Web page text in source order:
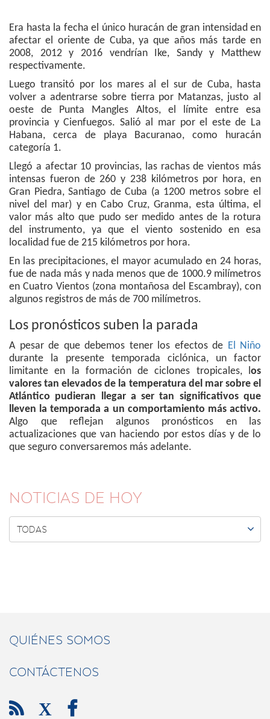
Era hasta la fecha el único huracán de gran intensidad en
afectar el oriente de Cuba, ya que años más tarde en
2008, 2012 y 2016 vendrían Ike, Sandy y Matthew
respectivamente.
Luego transitó por los mares al el sur de Cuba, hasta
volver a adentrarse sobre tierra por Matanzas, justo al
oeste de Punta Mangles Altos, el límite entre esa
provincia y Cienfuegos. Salió al mar por el este de La
Habana, cerca de playa Bacuranao, como huracán
categoría 1.
Llegó a afectar 10 provincias, las rachas de vientos más
intensas fueron de 260 y 238 kilómetros por hora, en
Gran Piedra, Santiago de Cuba (a 1200 metros sobre el
nivel del mar) y en Cabo Cruz, Granma, esta última, el
valor más alto que pudo ser medido antes de la rotura
del instrumento, ya que el viento sostenido en esa
localidad fue de 215 kilómetros por hora.
En las precipitaciones, el mayor acumulado en 24 horas,
fue de nada más y nada menos que de 1000.9 milímetros
en Cuatro Vientos (zona montañosa del Escambray), con
algunos registros de más de 700 milímetros.
Los pronósticos suben la parada
A pesar de que debemos tener los efectos de El Niño
durante la presente temporada ciclónica, un factor
limitante en la formación de ciclones tropicales, los
valores tan elevados de la temperatura del mar sobre el
Atlántico pudieran llegar a ser tan significativos que
lleven la temporada a un comportamiento más activo.
Algo que reflejan algunos pronósticos en las
actualizaciones que van haciendo por estos días y de lo
que seguro conversaremos más adelante.
NOTICIAS DE HOY
TODAS 
QUIÉNES SOMOS
CONTÁCTENOS
 X 